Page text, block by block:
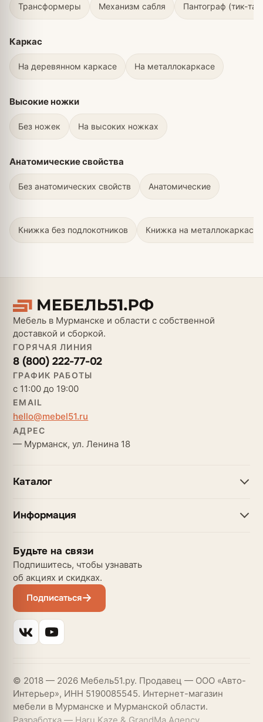
Трансформеры Механизм сабля Пантограф (тик-
Каркас
На деревянном каркасе На металлокаркасе
Высокие ножки
Без ножек На высоких ножках
Анатомические свойства
Без анатомических свойств Анатомические
Книжка без подлокотников Книжка на металлокаркасе
Мебель в Мурманске и области с собственной
доставкой и сборкой.
ГОРЯЧАЯ ЛИНИЯ
8 (800) 222-77-02
ГРАФИК РАБОТЫ
с 11:00 до 19:00
EMAIL
hello@mebel51.ru
АДРЕС
— Мурманск, ул. Ленина 18
Каталог
Информация
Будьте на связи
Подпишитесь, чтобы узнавать
об акциях и скидках.
Подписаться
© 2018 — 2026 Мебель51.ру. Продавец — ООО «Авто-
Интерьер», ИНН 5190085545. Интернет-магазин
мебели в Мурманске и Мурманской области.
Разработка — Haru Kaze & GrandMa Agency